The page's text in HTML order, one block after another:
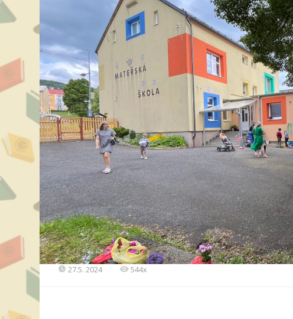
27.5. 2024 544x